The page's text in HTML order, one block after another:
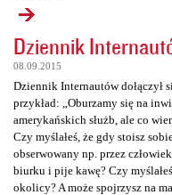
Dziennik
08.09.2015
Dziennik Internautów dołączył
przykład: „Oburzamy się na
amerykańskich służb, ale co
Czy myślałeś, że gdy stoisz
obserwowany np. przez
biurku i pije kawę? Czy
okolicy? A może spojrzysz na